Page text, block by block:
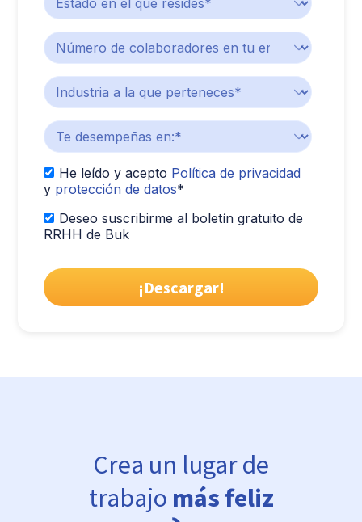
He leído y acepto Política de privacidad
y protección de datos*
Deseo suscribirme al boletín gratuito de
RRHH de Buk
Crea un lugar de
trabajo más feliz